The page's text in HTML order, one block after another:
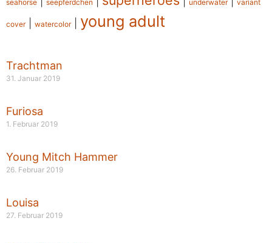
seahorse seepferdchen underwater variant
cover| watercolor| young adult
Trachtman
31. Januar 2019
Furiosa
1. Februar 2019
Young Mitch Hammer
26. Februar 2019
Louisa
27. Februar 2019